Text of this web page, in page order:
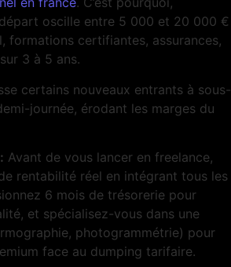
départ oscille entre 5 000 et 20 000 €
formations certifiantes, assurances,
3 à 5 ans.
certains nouveaux entrants à sous-
journée, érodant les marges du
Avant de vous lancer en freelance,
rentabilité réel en intégrant tous les
6 mois de trésorerie pour
et spécialisez-vous dans une
photogrammétrie) pour
face au dumping tarifaire.